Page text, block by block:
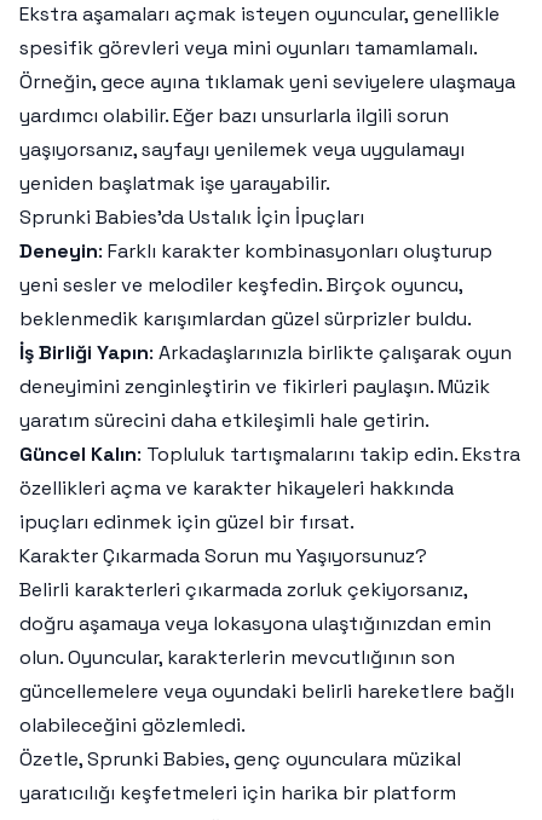
Ekstra aşamaları açmak isteyen oyuncular, genellikle
spesifik görevleri veya mini oyunları tamamlamalı.
Örneğin, gece ayına tıklamak yeni seviyelere ulaşmaya
yardımcı olabilir. Eğer bazı unsurlarla ilgili sorun
yaşıyorsanız, sayfayı yenilemek veya uygulamayı
yeniden başlatmak işe yarayabilir.
Sprunki Babies'da Ustalık İçin İpuçları
Deneyin: Farklı karakter kombinasyonları oluşturup
yeni sesler ve melodiler keşfedin. Birçok oyuncu,
beklenmedik karışımlardan güzel sürprizler buldu.
İş Birliği Yapın: Arkadaşlarınızla birlikte çalışarak oyun
deneyimini zenginleştirin ve fikirleri paylaşın. Müzik
yaratım sürecini daha etkileşimli hale getirin.
Güncel Kalın: Topluluk tartışmalarını takip edin. Ekstra
özellikleri açma ve karakter hikayeleri hakkında
ipuçları edinmek için güzel bir fırsat.
Karakter Çıkarmada Sorun mu Yaşıyorsunuz?
Belirli karakterleri çıkarmada zorluk çekiyorsanız,
doğru aşamaya veya lokasyona ulaştığınızdan emin
olun. Oyuncular, karakterlerin mevcutlığının son
güncellemelere veya oyundaki belirli hareketlere bağlı
olabileceğini gözlemledi.
Özetle, Sprunki Babies, genç oyunculara müzikal
yaratıcılığı keşfetmeleri için harika bir platform